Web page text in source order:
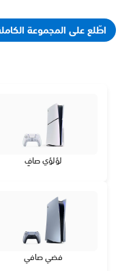
اطّلع على المجموعة الكاملة
لؤلؤي صافٍ
فضي صافي